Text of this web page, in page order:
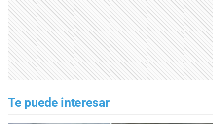
Te puede interesar